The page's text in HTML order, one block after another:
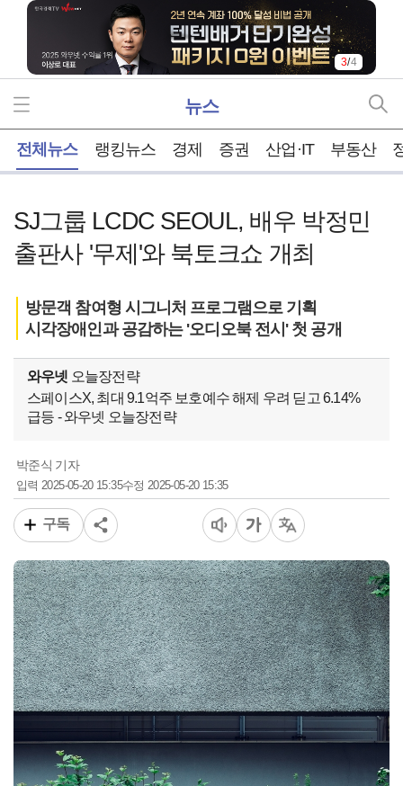
4/4
뉴스
전체뉴스 랭킹뉴스 경제 증권 산업·IT 부동산
SJ그룹 LCDC SEOUL, 배우 박정민
출판사 '무제'와 북토크쇼 개최
방문객 참여형 시그니처 프로그램으로 기획
시각장애인과 공감하는 '오디오북 전시' 첫 공개
와우넷 오늘장전략
스페이스X, 최대 9.1억주 보호예수 해제 우려 딛고 6.14%
급등 - 와우넷 오늘장전략
박준식 기자
입력 2025-05-20 15:35수정 2025-05-20 15:35
구독